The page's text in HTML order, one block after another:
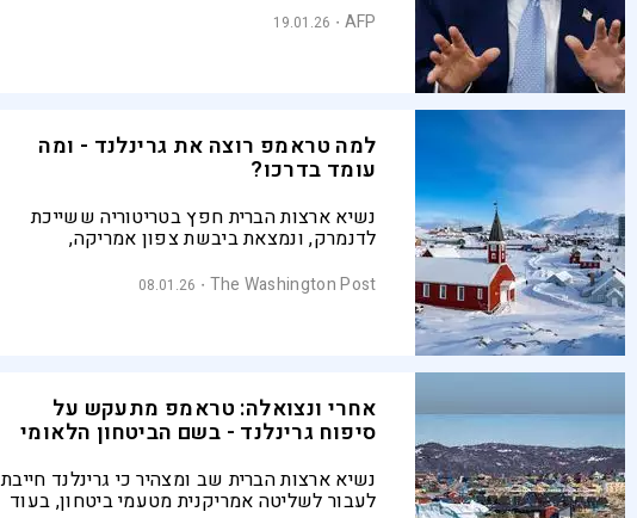
נובל לשלום, איני מרגיש עוד חובה לחשוב רק
AFP
19.01.26
למה טראמפ רוצה את גרינלנד - ומה
עומד בדרכו?
נשיא ארצות הברית חפץ בטריטוריה ששייכת
לדנמרק, ונמצאת ביבשת צפון אמריקה,
כמו תמיד: כסף רב - ומאבקי מעצמות מול סין
The Washington Post
08.01.26
אחרי ונצואלה: טראמפ מתעקש על
סיפוח גרינלנד - בשם הביטחון הלאומי
נשיא ארצות הברית שב ומצהיר כי גרינלנד חייבת
לעבור לשליטה אמריקנית מטעמי ביטחון, בעוד